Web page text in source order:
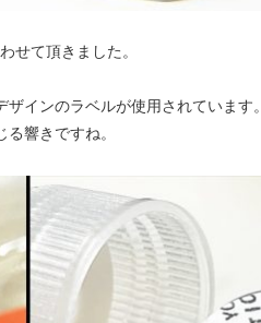
せて頂きました。
インのラベルが使用されています。
響きですね。